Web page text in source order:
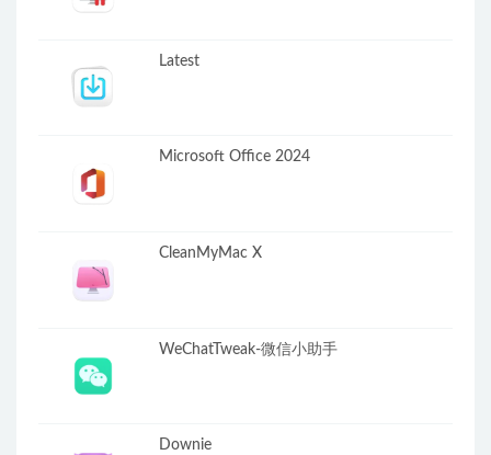
Latest
Microsoft Office 2024
CleanMyMac X
WeChatTweak-微信小助手
Downie